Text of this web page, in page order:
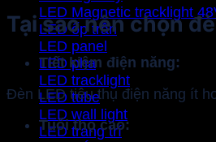
LED Magnetic tracklight
LED ốp trần
LED panel
LED pha
LED tracklight
LED tube
LED wall light
LED trang trí
Tại sao nên chọn
Tiết kiệm điện năng:
Đèn LED tiêu thụ điện năng ít
Tuổi thọ cao: